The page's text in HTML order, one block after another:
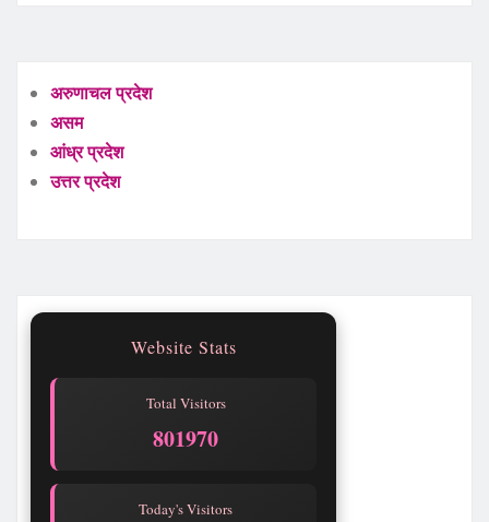
अरुणाचल प्रदेश
असम
आंध्र प्रदेश
उत्तर प्रदेश
Website Stats
Total Visitors
801970
Today's Visitors